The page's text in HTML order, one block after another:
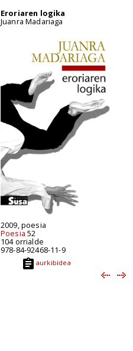
Eroriaren logika
Juanra Madariaga
2009, poesia
Poesia 52
104 orrialde
978-84-92468-11-9
aurkibidea